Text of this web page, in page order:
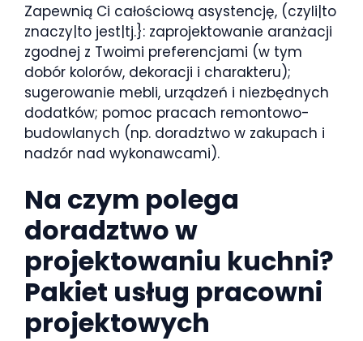
Zapewnią Ci całościową asystencję, (czyli|to
znaczy|to jest|tj.}: zaprojektowanie aranżacji
zgodnej z Twoimi preferencjami (w tym
dobór kolorów, dekoracji i charakteru);
sugerowanie mebli, urządzeń i niezbędnych
dodatków; pomoc pracach remontowo-
budowlanych (np. doradztwo w zakupach i
nadzór nad wykonawcami).
Na czym polega
doradztwo w
projektowaniu kuchni?
Pakiet usług pracowni
projektowych